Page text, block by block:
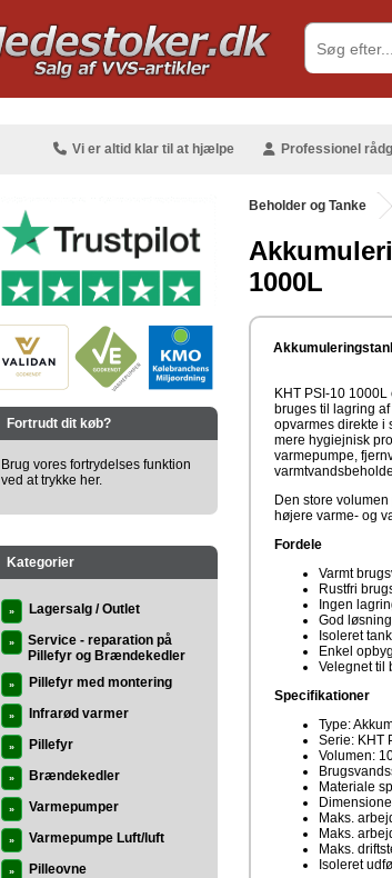
Vi er altid klar til at hjælpe Professionel
Fortrudt dit køb?
Brug vores fortrydelses funktion
ved at trykke her.
Kategorier
» Lagersalg / Outlet
»
Service - reparation på
Pillefyr og Brændekedler
» Pillefyr med montering
» Infrarød varmer
» Pillefyr
» Brændekedler
» Varmepumper
» Varmepumpe Luft/luft
» Pilleovne
Beholder og Tanke
1000L
KHT PSI-10
bruges til lagring
opvarmes direkte i
mere hygiejnisk
varmepumpe,
Den store
højere varme- og
Fordele
Varmt
Rustfri
Ingen
God
Isoleret
Enkel
Velegnet til
Specifikationer
Type:
Serie: KHT
Volumen:
Materiale
Maks.
Maks.
Maks.
Isoleret